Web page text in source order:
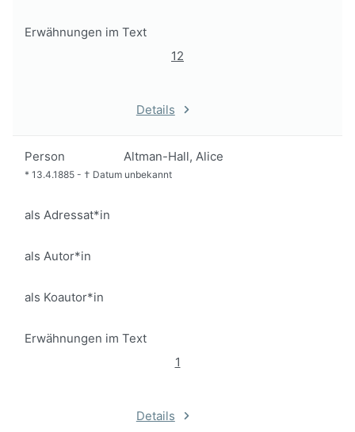
Erwähnungen im Text
12
Details
Person Altman-Hall, Alice
* 13.4.1885 - † Datum unbekannt
als Adressat*in
als Autor*in
als Koautor*in
Erwähnungen im Text
1
Details